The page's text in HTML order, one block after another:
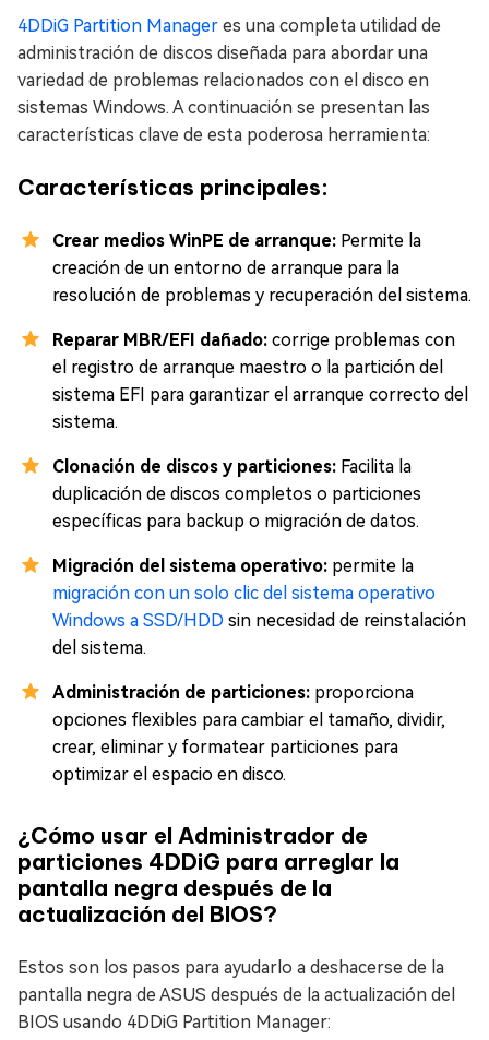
4DDiG Partition Manager es una completa utilidad de
administración de discos diseñada para abordar una
variedad de problemas relacionados con el disco en
sistemas Windows. A continuación se presentan las
características clave de esta poderosa herramienta:
Características principales:
Crear medios WinPE de arranque: Permite la
creación de un entorno de arranque para la
resolución de problemas y recuperación del sistema.
Reparar MBR/EFI dañado: corrige problemas con
el registro de arranque maestro o la partición del
sistema EFI para garantizar el arranque correcto del
sistema.
Clonación de discos y particiones: Facilita la
duplicación de discos completos o particiones
específicas para backup o migración de datos.
Migración del sistema operativo: permite la
migración con un solo clic del sistema operativo
Windows a SSD/HDD sin necesidad de reinstalación
del sistema.
Administración de particiones: proporciona
opciones flexibles para cambiar el tamaño, dividir,
crear, eliminar y formatear particiones para
optimizar el espacio en disco.
¿Cómo usar el Administrador de
particiones 4DDiG para arreglar la
pantalla negra después de la
actualización del BIOS?
Estos son los pasos para ayudarlo a deshacerse de la
pantalla negra de ASUS después de la actualización del
BIOS usando 4DDiG Partition Manager: